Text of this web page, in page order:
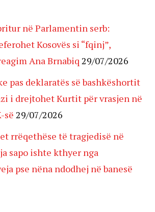
në Parlamentin serb:
Kosovës si “fqinj”,
Ana Brnabiq 29/07/2026
pas deklaratës së bashkëshortit
i drejtohet Kurtit për vrasjen në
së 29/07/2026
rrëqethëse të tragjedisë në
sapo ishte kthyer nga
pse nëna ndodhej në banesë